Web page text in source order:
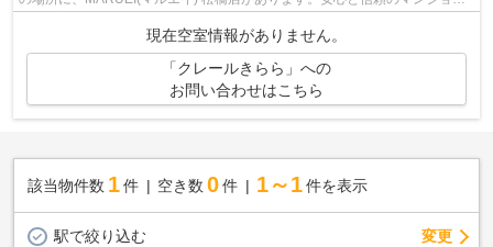
現在空室情報がありません。
「クレールきらら」への
お問い合わせはこちら
該当物件数 1件 空き数 0 件 1～1 件を表示
駅で絞り込む 変更